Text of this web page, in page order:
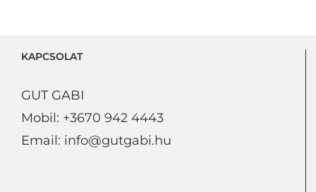
KAPCSOLAT
GUT GABI
Mobil: +3670 942 4443
Email: info@gutgabi.hu